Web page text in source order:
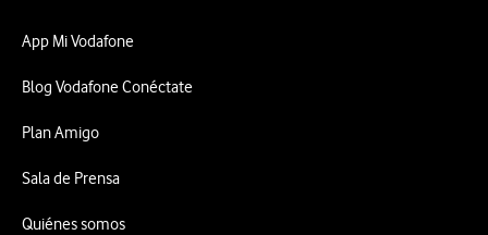
App Mi Vodafone
Blog Vodafone Conéctate
Plan Amigo
Sala de Prensa
Quiénes somos